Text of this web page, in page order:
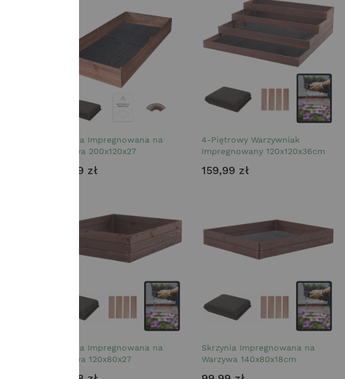
Skrzynia Impregnowana na
Warzywa 200x120x27
199,99 zł
4-Piętrowy Warzywniak
Impregnowany 120x120x36cm
159,99 zł
Skrzynia Impregnowana na
Warzywa 120x80x27
Skrzynia Impregnowana na
Warzywa 140x80x18cm